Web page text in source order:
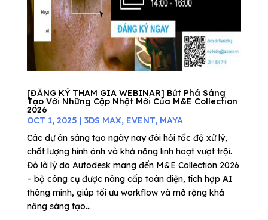
[ĐĂNG KÝ THAM GIA WEBINAR] Bứt Phá Sáng
Tạo Với Những Cập Nhật Mới Của M&E Collection
2026
OCT 1, 2025 | 3DS MAX, EVENT, MAYA
Các dự án sáng tạo ngày nay đòi hỏi tốc độ xử lý,
chất lượng hình ảnh và khả năng linh hoạt vượt trội.
Đó là lý do Autodesk mang đến M&E Collection 2026
– bộ công cụ được nâng cấp toàn diện, tích hợp AI
thông minh, giúp tối ưu workflow và mở rộng khả
năng sáng tạo...